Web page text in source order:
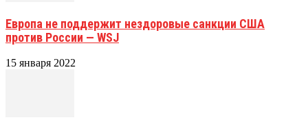
Европа не поддержит нездоровые санкции США
против России — WSJ
15 января 2022